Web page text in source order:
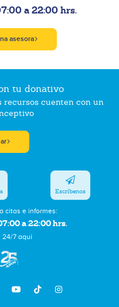
a 22:00 hrs.
asesora
tu donativo
recursos cuenten con un
citas e informes:
a 22:00 hrs.
24/7 aquí
Escríbenos